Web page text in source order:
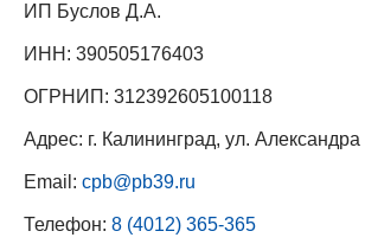
ИП Буслов Д.А.
ИНН: 390505176403
ОГРНИП: 312392605100118
Адрес: г. Калининград, ул.
Email: cpb@pb39.ru
Телефон: 8 (4012) 365-365